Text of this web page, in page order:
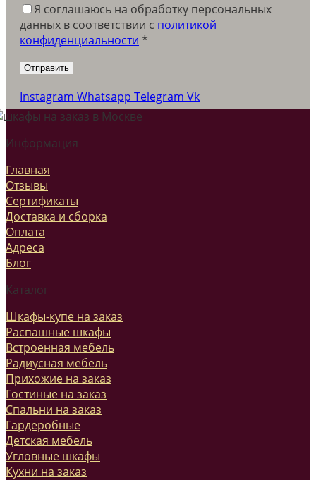
Я соглашаюсь на обработку персональных
данных в соответствии c политикой
конфиденциальности *
Instagram Whatsapp Telegram Vk
Информация
Главная
Отзывы
Сертификаты
Доставка и сборка
Оплата
Адреса
Блог
Каталог
Шкафы-купе на заказ
Распашные шкафы
Встроенная мебель
Радиусная мебель
Прихожие на заказ
Гостиные на заказ
Спальни на заказ
Гардеробные
Детская мебель
Угловные шкафы
Кухни на заказ